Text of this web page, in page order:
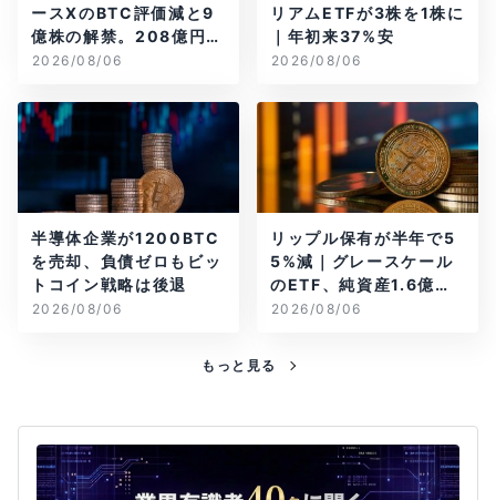
ースXのBTC評価減と9
億株の解禁。208億円相
当のBTCが盗難
2026/08/06
リアムETFが3株を1株に
｜年初来37%安
2026/08/06
半導体企業が1200BTC
を売却、負債ゼロもビッ
トコイン戦略は後退
2026/08/06
リップル保有が半年で5
5%減｜グレースケール
のETF、純資産1.6億ド
ル減
2026/08/06
もっと見る